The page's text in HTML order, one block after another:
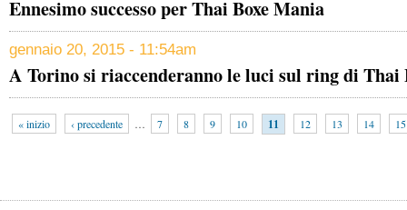
Ennesimo successo per Thai Boxe Mania
gennaio 20, 2015 - 11:54am
A Torino si riaccenderanno le luci sul ring di Thai
« inizio ‹ precedente … 7 8 9 10 11 12 13 14 15